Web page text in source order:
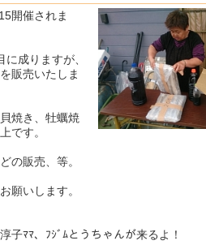
開催されま
成りますが、
販売いたしま
焼き、牡蠣焼
です。
の販売、等。
願いします。
子ﾏﾏ、ﾌｼﾞﾑとうちゃんが来るよ！